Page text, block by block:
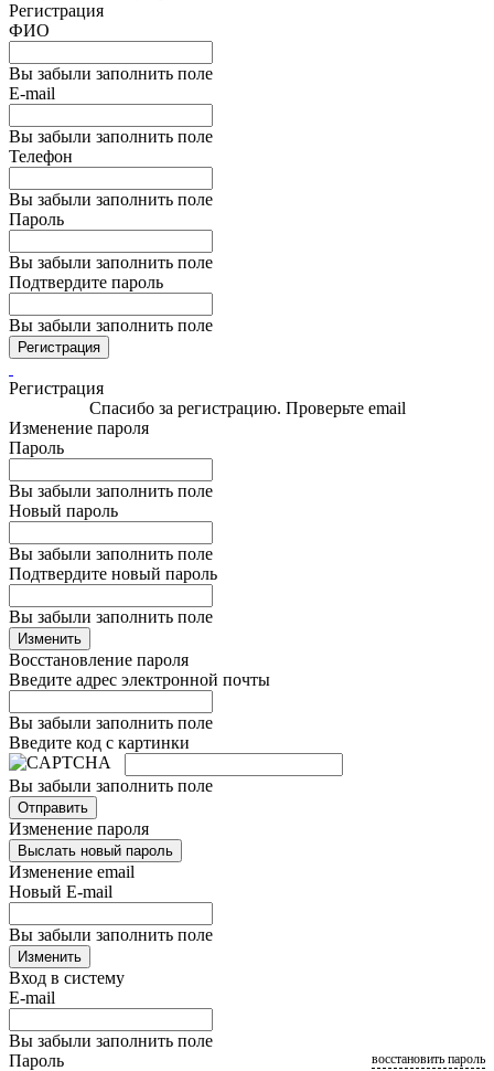
Регистрация
ФИО
Вы забыли заполнить поле
E-mail
Вы забыли заполнить поле
Телефон
Вы забыли заполнить поле
Пароль
Вы забыли заполнить поле
Подтвердите пароль
Вы забыли заполнить поле
Регистрация
Регистрация
Спасибо за регистрацию. Проверьте email
Изменение пароля
Пароль
Вы забыли заполнить поле
Новый пароль
Вы забыли заполнить поле
Подтвердите новый пароль
Вы забыли заполнить поле
Изменить
Восстановление пароля
Введите адрес электронной почты
Вы забыли заполнить поле
Введите код с картинки
Вы забыли заполнить поле
Отправить
Изменение пароля
Выслать новый пароль
Изменение email
Новый E-mail
Вы забыли заполнить поле
Изменить
Вход в систему
E-mail
Вы забыли заполнить поле
Пароль
восстановить пароль